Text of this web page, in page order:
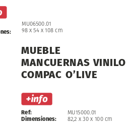
MUEBLE
MANCUERNAS VINILO
COMPAC O’LIVE
Ref:
Dimensiones:
MU15000.01
82,2 x 30 x 100 cm
MU06500.01
98 x 54 x 108 cm